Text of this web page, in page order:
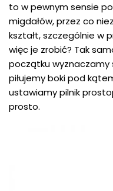
to w pewnym sensie
migdałów, przez co
kształt, szczególnie w
więc je zrobić? Tak
początku wyznaczamy
piłujemy boki pod
ustawiamy pilnik
prosto.